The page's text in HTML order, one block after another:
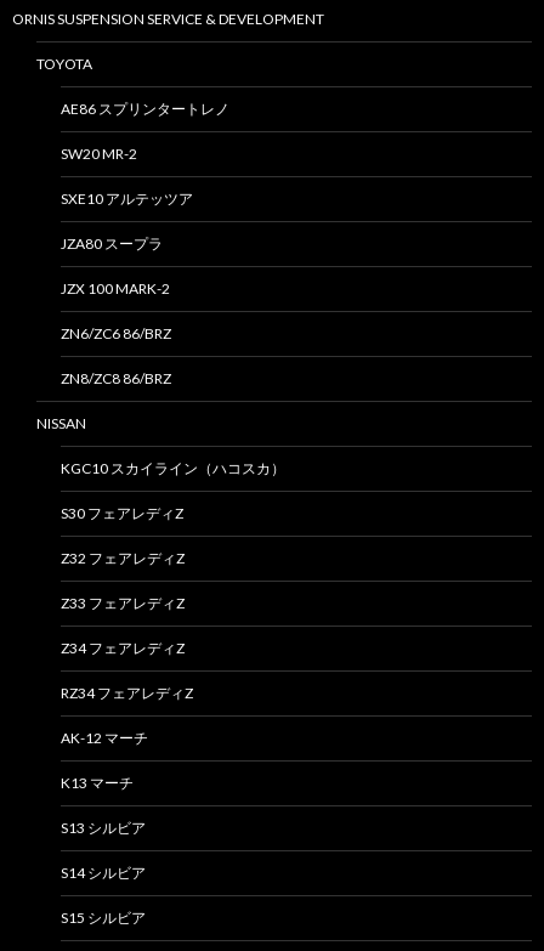
ORNIS SUSPENSION SERVICE & DEVELOPMENT
TOYOTA
AE86 スプリンタートレノ
SW20 MR-2
SXE10 アルテッツア
JZA80 スープラ
JZX 100 MARK-2
ZN6/ZC6 86/BRZ
ZN8/ZC8 86/BRZ
NISSAN
KGC10 スカイライン（ハコスカ）
S30 フェアレディZ
Z32 フェアレディZ
Z33 フェアレディZ
Z34 フェアレディZ
RZ34 フェアレディZ
AK-12 マーチ
K13 マーチ
S13 シルビア
S14 シルビア
S15 シルビア